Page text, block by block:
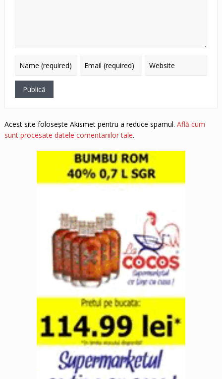
Acest site folosește Akismet pentru a reduce spamul. Află cum
sunt procesate datele comentariilor tale.